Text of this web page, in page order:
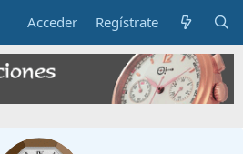
Acceder Regístrate